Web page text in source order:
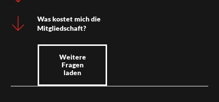
Was kostet mich die
Mitgliedschaft?
Weitere
Fragen
laden